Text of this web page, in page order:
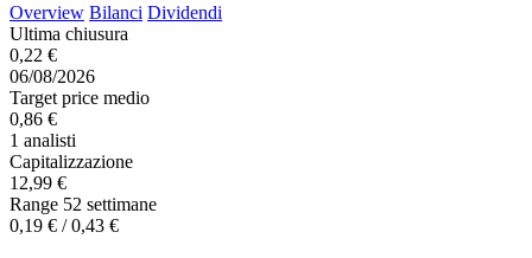
Overview Bilanci Dividendi
Ultima chiusura
0,22 €
06/08/2026
Target price medio
0,86 €
1 analisti
Capitalizzazione
12,99 €
Range 52 settimane
0,19 € / 0,43 €